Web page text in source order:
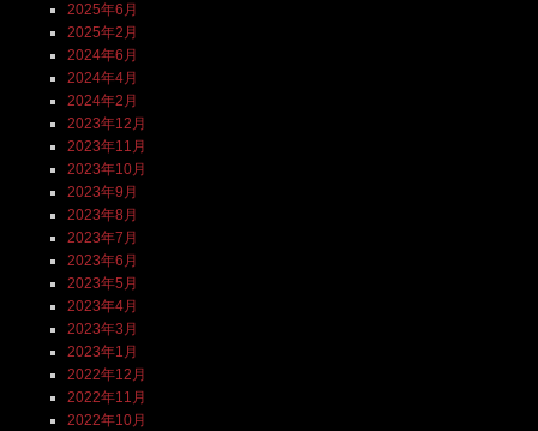
2025年6月
2025年2月
2024年6月
2024年4月
2024年2月
2023年12月
2023年11月
2023年10月
2023年9月
2023年8月
2023年7月
2023年6月
2023年5月
2023年4月
2023年3月
2023年1月
2022年12月
2022年11月
2022年10月